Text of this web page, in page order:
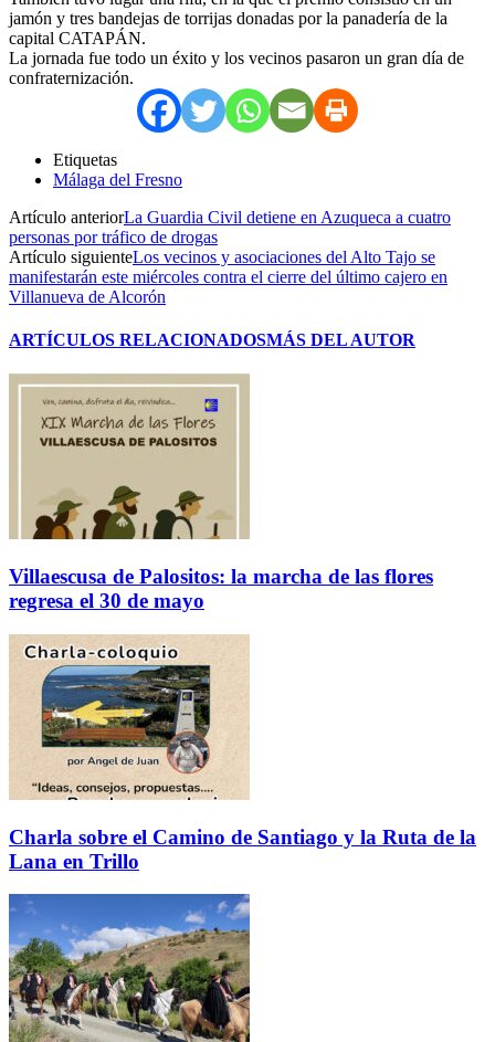
jamón y tres bandejas de torrijas donadas por la panadería de la
capital CATAPÁN.
La jornada fue todo un éxito y los vecinos pasaron un gran día de
confraternización.
Etiquetas
Málaga del Fresno
Artículo anteriorLa Guardia Civil detiene en Azuqueca a cuatro
personas por tráfico de drogas
Artículo siguienteLos vecinos y asociaciones del Alto Tajo se
manifestarán este miércoles contra el cierre del último cajero en
Villanueva de Alcorón
ARTÍCULOS RELACIONADOSMÁS DEL AUTOR
Villaescusa de Palositos: la marcha de las flores
regresa el 30 de mayo
Charla sobre el Camino de Santiago y la Ruta de la
Lana en Trillo